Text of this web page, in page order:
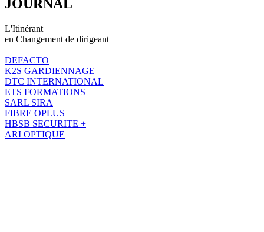
JOURNAL
L'Itinérant
en Changement de dirigeant
DEFACTO
K2S GARDIENNAGE
DTC INTERNATIONAL
ETS FORMATIONS
SARL SIRA
FIBRE OPLUS
HBSB SECURITE +
ARI OPTIQUE